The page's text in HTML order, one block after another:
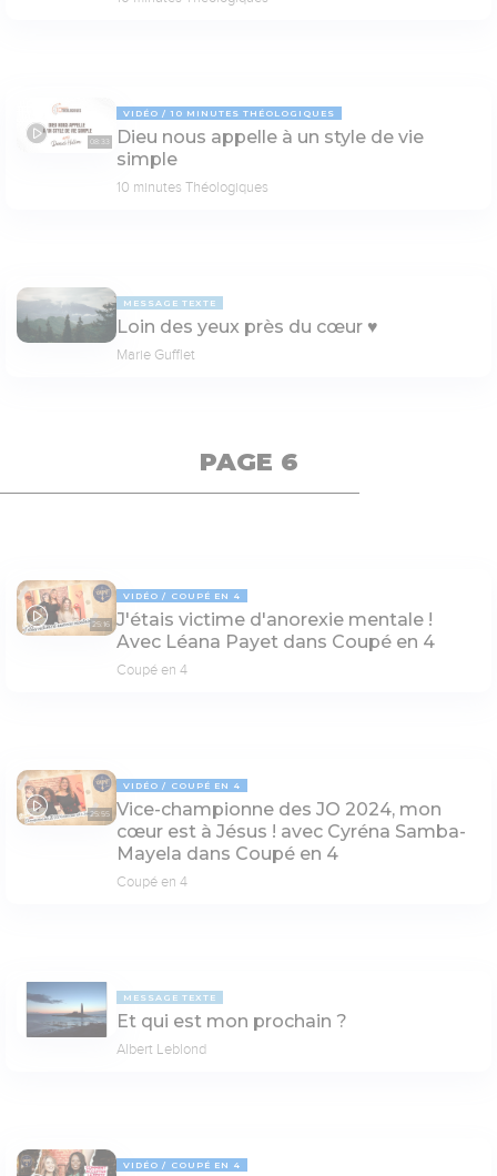
08:33
VIDÉO 10 MINUTES THÉOLOGIQUES
Dieu nous appelle à un style de vie
simple
10 minutes Théologiques
MESSAGE TEXTE
Loin des yeux près du cœur ♥️
Marie Gufflet
PAGE 6
25:16
VIDÉO COUPÉ EN 4
J'étais victime d'anorexie mentale !
Avec Léana Payet dans Coupé en 4
Coupé en 4
25:55
VIDÉO COUPÉ EN 4
Vice-championne des JO 2024, mon
cœur est à Jésus ! avec Cyréna Samba-
Mayela dans Coupé en 4
Coupé en 4
MESSAGE TEXTE
Et qui est mon prochain ?
Albert Leblond
VIDÉO COUPÉ EN 4